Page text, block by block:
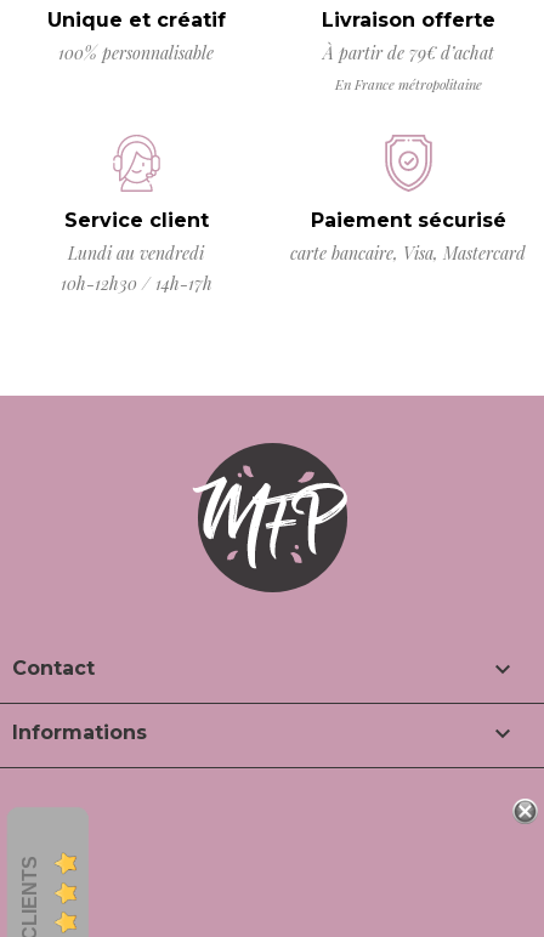
Unique et créatif
100% personnalisable
Livraison offerte
À partir de 79€ d’achat
En France métropolitaine
Service client
Lundi au vendredi
10h-12h30 / 14h-17h
Paiement sécurisé
carte bancaire, Visa, Mastercard
Contact 
Informations 